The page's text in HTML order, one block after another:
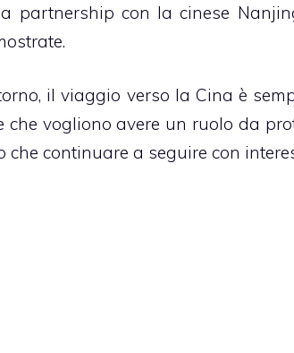
partnership con la cinese
il viaggio verso la Cina è
che vogliono avere un ruolo da
continuare a seguire con